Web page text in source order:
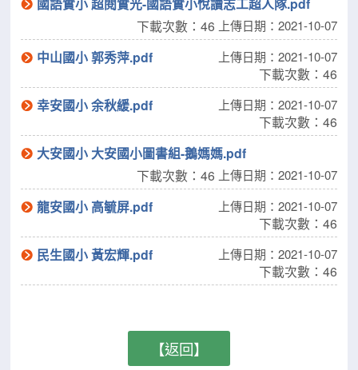
上傳日期：2021-10-07
下載次數：46
中山國小 郭秀萍.pdf 上傳日期：2021-10-07
下載次數：46
幸安國小 余秋緩.pdf 上傳日期：2021-10-07
下載次數：46
大安國小 大安國小圖書組-鵝媽媽.pdf
上傳日期：2021-10-07
下載次數：46
龍安國小 高毓屏.pdf 上傳日期：2021-10-07
下載次數：46
民生國小 黃宏輝.pdf 上傳日期：2021-10-07
下載次數：46
【返回】